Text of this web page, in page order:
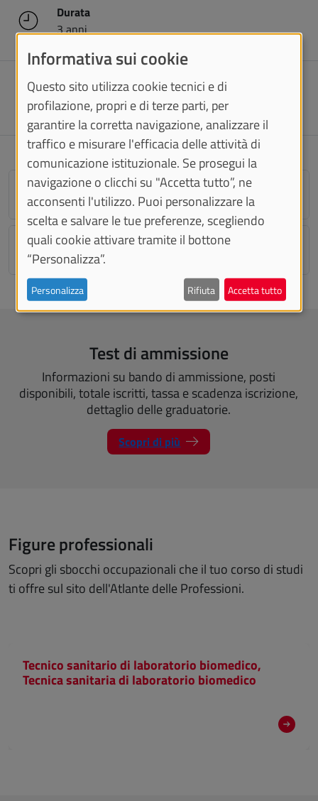
Durata
3 anni
Sede
CUNEO
Requisiti di accesso
Insegnamenti
Test di ammissione
Informazioni su bando di ammissione, posti
disponibili, totale iscritti, tassa e scadenza iscrizione,
dettaglio delle graduatorie.
Scopri di più
Figure professionali
Scopri gli sbocchi occupazionali che il tuo corso di studi
ti offre sul sito dell'Atlante delle Professioni.
Tecnico sanitario di laboratorio biomedico,
Tecnica sanitaria di laboratorio biomedico
Informativa sui cookie
Questo sito utilizza cookie tecnici e di
profilazione, propri e di terze parti, per
garantire la corretta navigazione, analizzare il
traffico e misurare l'efficacia delle attività di
comunicazione istituzionale. Se prosegui la
navigazione o clicchi su "Accetta tutto”, ne
acconsenti l'utilizzo. Puoi personalizzare la
scelta e salvare le tue preferenze, scegliendo
quali cookie attivare tramite il bottone
“Personalizza”.
Personalizza Rifiuta Accetta tutto